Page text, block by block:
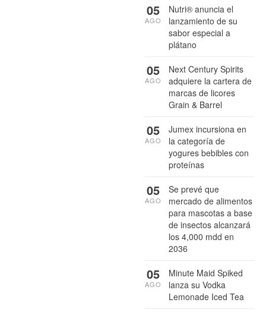
Nutri® anuncia el
lanzamiento de su
sabor especial a
plátano
05
AGO
Next Century Spirits
adquiere la cartera de
marcas de licores
Grain & Barrel
05
AGO
Jumex incursiona en
la categoría de
yogures bebibles con
proteínas
05
AGO
Se prevé que
mercado de alimentos
para mascotas a base
de insectos alcanzará
los 4,000 mdd en
2036
05
AGO
Minute Maid Spiked
lanza su Vodka
Lemonade Iced Tea
05
AGO